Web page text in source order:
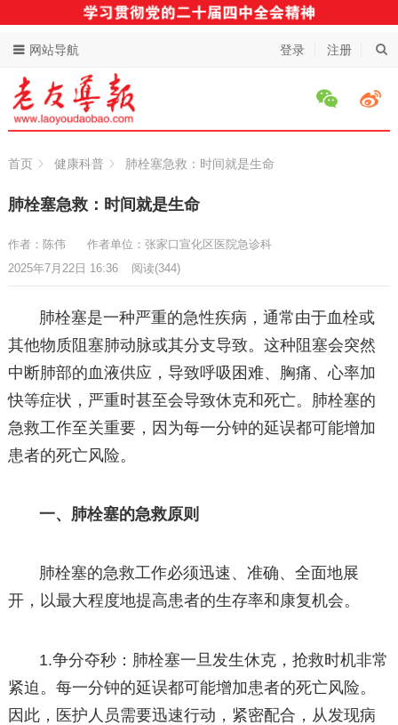
登录 注册
网站导航
首页 健康科普 肺栓塞急救：时间就是生命
肺栓塞急救：时间就是生命
作者：陈伟
作者单位：张家口宣化区医院急诊科
2025年7月22日 16:36
阅读(344)
肺栓塞是一种严重的急性疾病，通常由于血栓或
其他物质阻塞肺动脉或其分支导致。这种阻塞会突然
中断肺部的血液供应，导致呼吸困难、胸痛、心率加
快等症状，严重时甚至会导致休克和死亡。肺栓塞的
急救工作至关重要，因为每一分钟的延误都可能增加
患者的死亡风险。
一、肺栓塞的急救原则
肺栓塞的急救工作必须迅速、准确、全面地展
开，以最大程度地提高患者的生存率和康复机会。
1.争分夺秒：肺栓塞一旦发生休克，抢救时机非常
紧迫。每一分钟的延误都可能增加患者的死亡风险。
因此，医护人员需要迅速行动，紧密配合，从发现病